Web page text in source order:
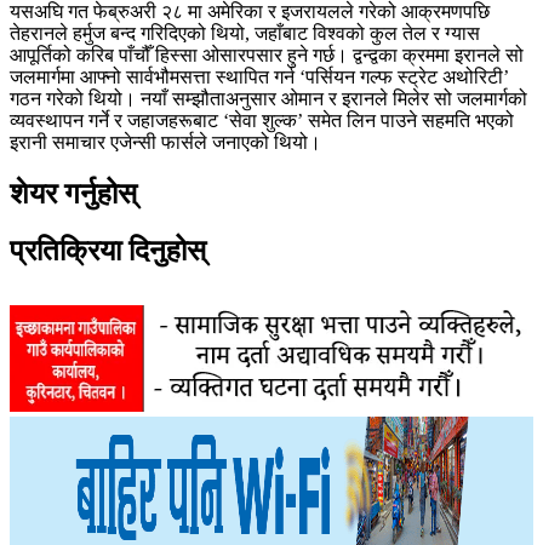
यसअघि गत फेब्रुअरी २८ मा अमेरिका र इजरायलले गरेको आक्रमणपछि
तेहरानले हर्मुज बन्द गरिदिएको थियो, जहाँबाट विश्वको कुल तेल र ग्यास
आपूर्तिको करिब पाँचौँ हिस्सा ओसारपसार हुने गर्छ। द्वन्द्वका क्रममा इरानले सो
जलमार्गमा आफ्नो सार्वभौमसत्ता स्थापित गर्न ‘पर्सियन गल्फ स्ट्रेट अथोरिटी’
गठन गरेको थियो। नयाँ सम्झौताअनुसार ओमान र इरानले मिलेर सो जलमार्गको
व्यवस्थापन गर्ने र जहाजहरूबाट ‘सेवा शुल्क’ समेत लिन पाउने सहमति भएको
इरानी समाचार एजेन्सी फार्सले जनाएको थियो।
शेयर गर्नुहोस्
प्रतिक्रिया दिनुहोस्